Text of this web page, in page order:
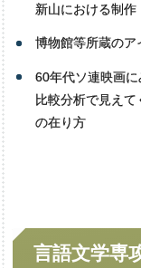
新山における制作
博物館等所蔵の
60年代ソ連映画
比較分析で見え
の在り方
言語文学専攻
言語文学専